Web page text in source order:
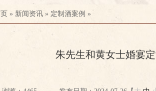
公司 玉祁酒业
» 新闻资讯 » 定制酒案例 »
朱先生和黄女士婚宴定